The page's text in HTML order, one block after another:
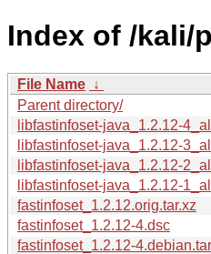
Index of /kali/
File Name ↓
Parent directory/
libfastinfoset-java_1.2.12-
libfastinfoset-java_1.2.12-
libfastinfoset-java_1.2.12-
libfastinfoset-java_1.2.12-
fastinfoset_1.2.12.orig.tar.xz
fastinfoset_1.2.12-4.dsc
fastinfoset_1.2.12-